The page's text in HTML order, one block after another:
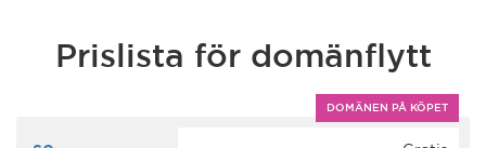
Prislista för domänflytt
DOMÄNEN PÅ KÖPET